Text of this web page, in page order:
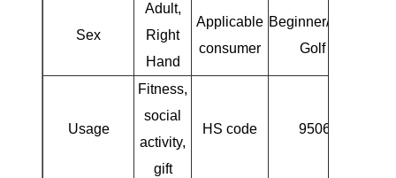
Sex
Adult,
Right
Hand
Applicable
consumer
Beginner/
Golf Players
Usage
Fitness,
social
activity,
gift
HS code 9506310000